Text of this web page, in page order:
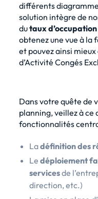
différents
solution intègre de
dutaux d’occupation
obtenez une vue à la
et pouvez ainsi
d’Activité Congés
Dans votre quête de
planning, veillez à ce
fonctionnalités
Ladéfinition des
Le déploiement
servicesde
direction, etc.)